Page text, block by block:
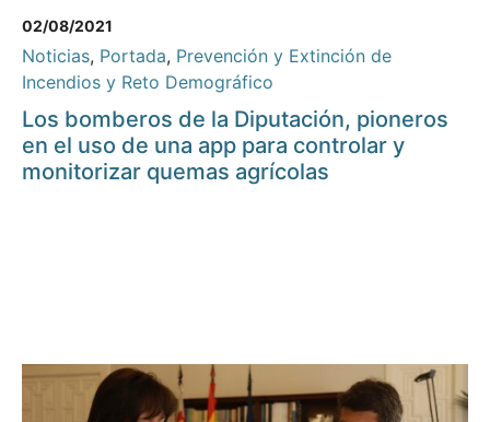
02/08/2021
Noticias, Portada, Prevención y Extinción de
Incendios y Reto Demográfico
Los bomberos de la Diputación, pioneros
en el uso de una app para controlar y
monitorizar quemas agrícolas